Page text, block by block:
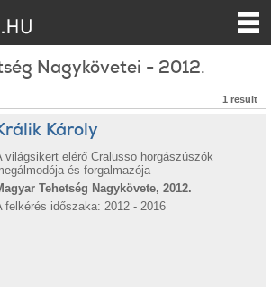
Nagykövetei - 2012.
1 result
Károly
világsikert elérő Cralusso horgászúszók
és forgalmazója
Tehetség Nagykövete, 2012.
felkérés időszaka: 2012 - 2016